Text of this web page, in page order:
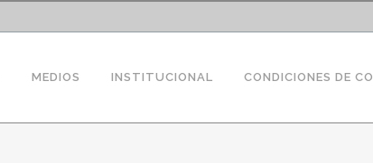
MEDIOS INSTITUCIONAL CONDICIONES DE